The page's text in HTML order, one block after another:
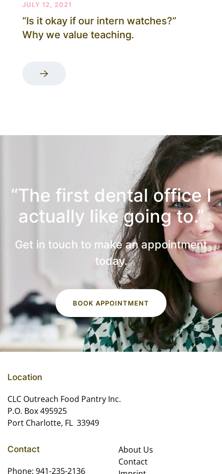
JULY 12, 2021
“Is it okay if our intern watches?”
Why we value teaching.
“The first dental officeI
actually like going to.”
Get in touch to make an appointment
today.
BOOK APPOINTMENT
Location
CLC Outreach Food Pantry Inc.
P.O. Box 495925
Port Charlotte, FL 33949
Contact
Phone: 941-235-2136
About Us
Contact